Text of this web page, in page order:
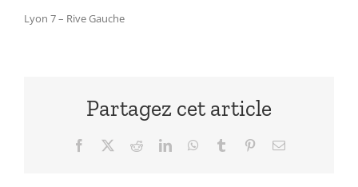
Lyon 7 – Rive Gauche
Partagez cet article
Facebook RedditLinkedInWhatsApp
Tumblr PinterestEmail